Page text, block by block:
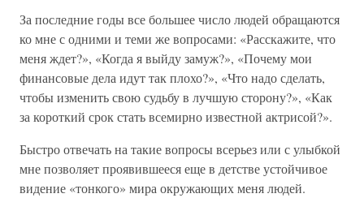
За последние годы все большее число людей обращаются
ко мне с одними и теми же вопросами: «Расскажите, что
меня ждет?», «Когда я выйду замуж?», «Почему мои
финансовые дела идут так плохо?», «Что надо сделать,
чтобы изменить свою судьбу в лучшую сторону?», «Как
за короткий срок стать всемирно известной актрисой?».
Быстро отвечать на такие вопросы всерьез или с улыбкой
мне позволяет проявившееся еще в детстве устойчивое
видение «тонкого» мира окружающих меня людей.